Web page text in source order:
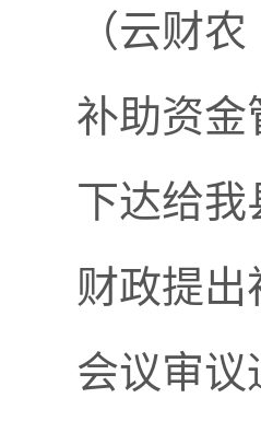
（云财
补助资金
下达给我
财政提
会议审